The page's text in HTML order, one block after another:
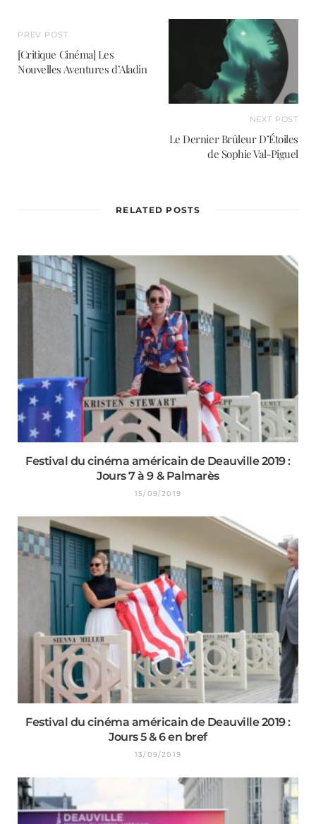
PREV POST
[Critique Cinéma] Les
Nouvelles Aventures d’Aladin
NEXT POST
Le Dernier Brûleur D’Étoiles
de Sophie Val-Piguel
RELATED POSTS
Festival du cinéma américain de Deauville 2019 :
Jours 7 à 9 & Palmarès
15/09/2019
Festival du cinéma américain de Deauville 2019 :
Jours 5 & 6 en bref
13/09/2019